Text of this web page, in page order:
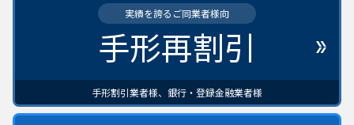
実績を誇るご同業者様向
手形再割引
手形割引業者様、銀行・登録金融業者様